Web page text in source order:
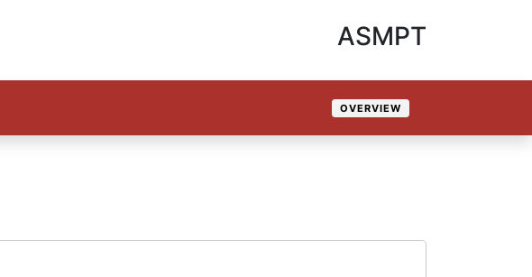
ASMPT
OVERVIEW